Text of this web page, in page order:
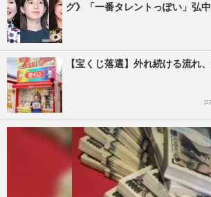
グ》「一番タレントっぽい」弘
【宝くじ落選】外れ続ける流れ